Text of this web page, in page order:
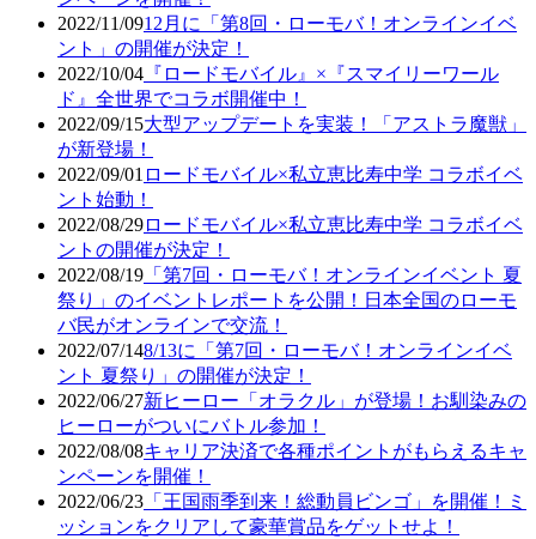
2022/11/0912月に「第8回・ローモバ！オンラインイベ
ント」の開催が決定！
2022/10/04 『ロードモバイル』×『スマイリーワール
ド』全世界でコラボ開催中！
2022/09/15大型アップデートを実装！「アストラ魔獣」
が新登場！
2022/09/01 ロードモバイル×私立恵比寿中学 コラボイベ
ント始動！
2022/08/29ロードモバイル×私立恵比寿中学 コラボイベ
ントの開催が決定！
2022/08/19 「第7回・ローモバ！オンラインイベント 夏
祭り」のイベントレポートを公開！日本全国のローモ
バ民がオンラインで交流！
2022/07/148/13に「第7回・ローモバ！オンラインイベ
ント 夏祭り」の開催が決定！
2022/06/27新ヒーロー「オラクル」が登場！お馴染みの
ヒーローがついにバトル参加！
2022/08/08キャリア決済で各種ポイントがもらえるキャ
ンペーンを開催！
2022/06/23 「王国雨季到来！総動員ビンゴ」を開催！ミ
ッションをクリアして豪華賞品をゲットせよ！